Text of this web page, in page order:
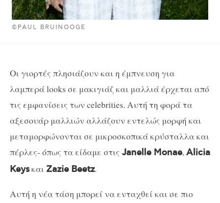
©PAUL BRUINOOGE
Οι γιορτές πλησιάζουν και η έμπνευση για
λαμπερά looks σε μακιγιάζ και μαλλιά έρχεται από
τις εμφανίσεις των celebrities. Αυτή τη φορά τα
αξεσουάρ μαλλιών αλλάζουν εντελώς μορφή και
μεταμορφώνονται σε μικροσκοπικά κρύσταλλα και
πέρλες- όπως τα είδαμε στις Janelle Monae, Alicia
Keysκαι Zazie Beetz.
Αυτή η νέα τάση μπορεί να ενταχθεί και σε πιο